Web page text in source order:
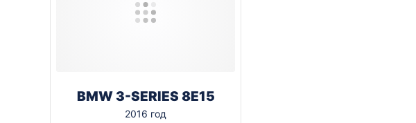
BMW 3-SERIES 8E15
2016 год